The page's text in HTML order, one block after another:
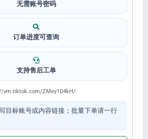
无需账号密码
订单进度可查询
支持售后工单
vm.tiktok.com/ZMey1D4kH/
目标账号或内容链接；批量下单请一行